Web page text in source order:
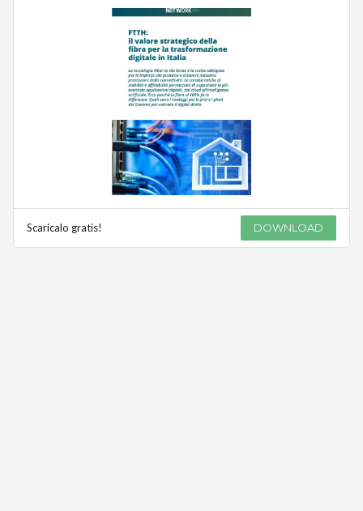
Scaricalo gratis! DOWNLOAD